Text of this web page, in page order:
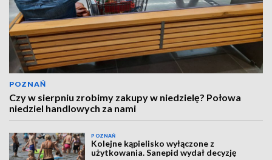
POZNAŃ
Czy w sierpniu zrobimy zakupy w niedzielę? Połowa
niedziel handlowych za nami
POZNAŃ
Kolejne kąpielisko wyłączone z
użytkowania. Sanepid wydał decyzję